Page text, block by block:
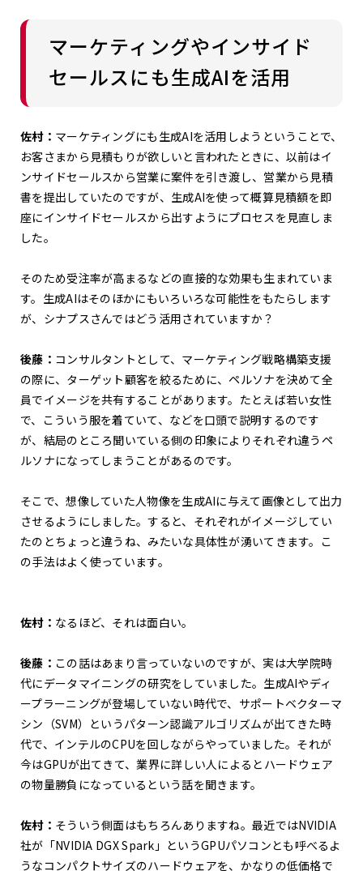
マーケティングやインサイド
セールスにも生成AIを活用
佐村： マーケティングにも生成AIを活用しようということで、
お客さまから見積もりが欲しいと言われたときに、以前はイ
ンサイドセールスから営業に案件を引き渡し、営業から見積
書を提出していたのですが、生成AIを使って概算見積額を即
座にインサイドセールスから出すようにプロセスを見直しま
した。
そのため受注率が高まるなどの直接的な効果も生まれていま
す。生成AIはそのほかにもいろいろな可能性をもたらします
が、シナプスさんではどう活用されていますか？
後藤： コンサルタントとして、マーケティング戦略構築支援
の際に、ターゲット顧客を絞るために、ペルソナを決めて全
員でイメージを共有することがあります。たとえば若い女性
で、こういう服を着ていて、などを口頭で説明するのです
が、結局のところ聞いている側の印象によりそれぞれ違うペ
ルソナになってしまうことがあるのです。
そこで、想像していた人物像を生成AIに与えて画像として出力
させるようにしました。すると、それぞれがイメージしてい
たのとちょっと違うね、みたいな具体性が湧いてきます。こ
の手法はよく使っています。
佐村： なるほど、それは面白い。
後藤： この話はあまり言っていないのですが、実は大学院時
代にデータマイニングの研究をしていました。生成AIやディ
ープラーニングが登場していない時代で、サポートベクターマ
シン（SVM）というパターン認識アルゴリズムが出てきた時
代で、インテルのCPUを回しながらやっていました。それが
今はGPUが出てきて、業界に詳しい人によるとハードウェア
の物量勝負になっているという話を聞きます。
佐村： そういう側面はもちろんありますね。最近ではNVIDIA
社が「NVIDIA DGX Spark」というGPUパソコンとも呼べるよ
うなコンパクトサイズのハードウェアを、かなりの低価格で